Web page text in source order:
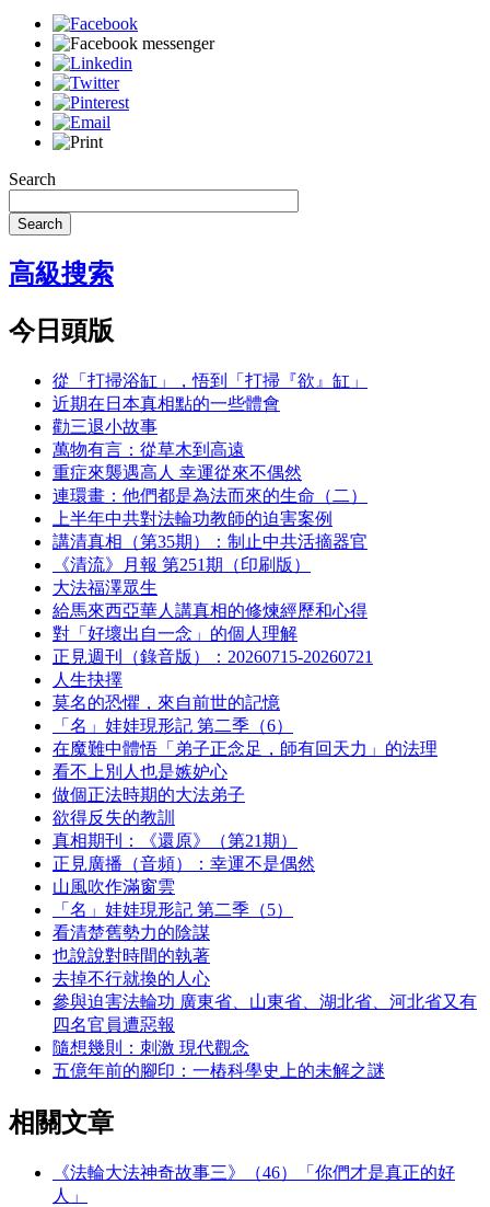
Search
Search
高級搜索
今日頭版
從「打掃浴缸」，悟到「打掃『欲』缸」
近期在日本真相點的一些體會
勸三退小故事
萬物有言：從草木到高遠
重症來襲遇高人 幸運從來不偶然
連環畫：他們都是為法而來的生命（二）
上半年中共對法輪功教師的迫害案例
講清真相（第35期）：制止中共活摘器官
《清流》月報 第251期（印刷版）
大法福澤眾生
給馬來西亞華人講真相的修煉經歷和心得
對「好壞出自一念」的個人理解
正見週刊（錄音版）：20260715-20260721
人生抉擇
莫名的恐懼，來自前世的記憶
「名」娃娃現形記 第二季（6）
在魔難中體悟「弟子正念足，師有回天力」的法理
看不上別人也是嫉妒心
做個正法時期的大法弟子
欲得反失的教訓
真相期刊：《還原》（第21期）
正見廣播（音頻）：幸運不是偶然
山風吹作滿窗雲
「名」娃娃現形記 第二季（5）
看清楚舊勢力的陰謀
也說說對時間的執著
去掉不行就換的人心
參與迫害法輪功 廣東省、山東省、湖北省、河北省又有
四名官員遭惡報
隨想幾則：刺激 現代觀念
五億年前的腳印：一樁科學史上的未解之謎
相關文章
《法輪大法神奇故事三》（46）「你們才是真正的好
人」